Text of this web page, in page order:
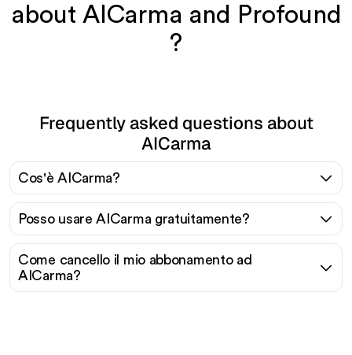
about AICarma and Profound
?
Frequently asked questions about
AICarma
Cos'è AICarma?
Posso usare AICarma gratuitamente?
Come cancello il mio abbonamento ad
AICarma?